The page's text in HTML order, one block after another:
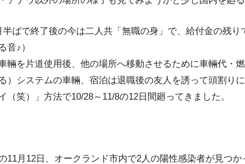
ばで終了後の今は二人共「無職の身」で、給付金の残
♪）
輛を片道使用後、他の場所へ移動させるために車輛代・
）システムの車輛、宿泊は退職後の友人を誘って頭割り
（笑）」方法で10/28～11/8の12日間廻ってきました。
11月12日、オークランド市内で2人の陽性感染者が見つ